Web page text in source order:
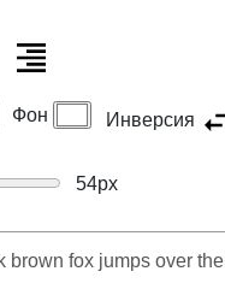
Фон Инверсия
54px